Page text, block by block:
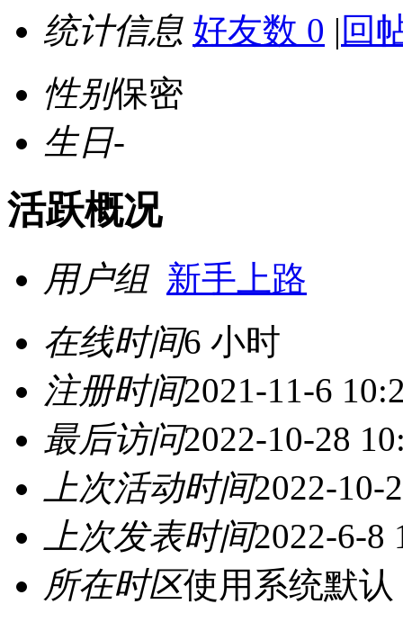
统计信息 好友数 0 | 回
性别保密
生日-
活跃概况
用户组 新手上路
在线时间6 小时
注册时间2021-11-6
最后访问2022-10-28
上次活动时间2022-10-
上次发表时间2022-6-8
所在时区使用系统默认